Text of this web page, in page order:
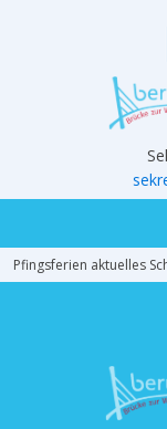
Pfingsferien aktuelles